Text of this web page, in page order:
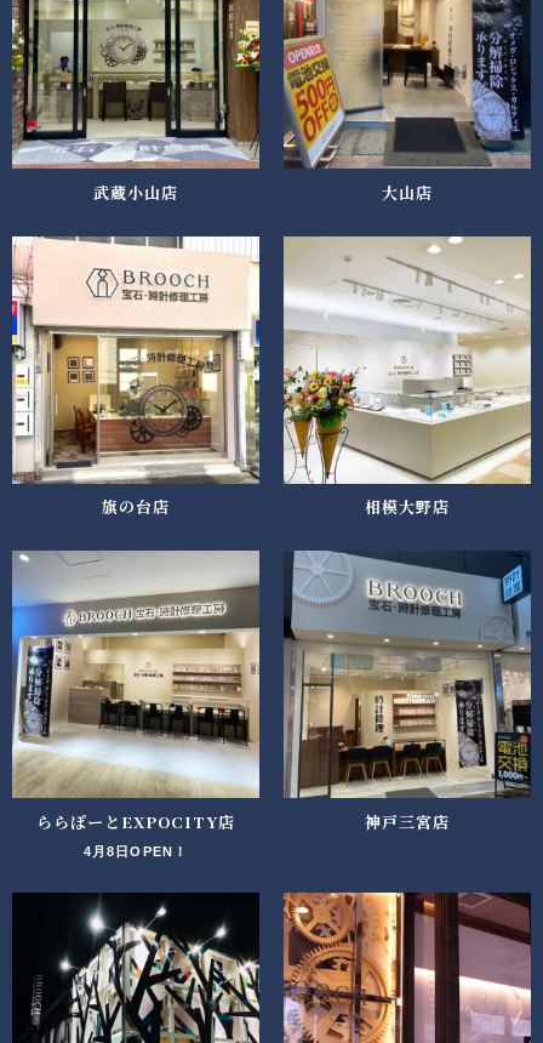
武蔵小山店 大山店
旗の台店 相模大野店
ららぽーとEXPOCITY店
4月8日OPEN！
神戸三宮店